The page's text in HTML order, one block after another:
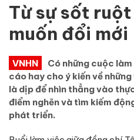
Từ sự sốt
muốn đổi mới
VNHN
Có những cuộc
cáo hay cho ý kiến về
là dịp để nhìn thẳng vào
điểm nghẽn và tìm kiếm
phát triển.